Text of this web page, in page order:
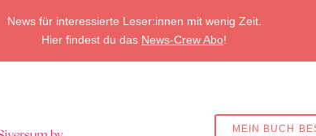
News für interessierte Leser:innen mit wenig Zeit.
Hier findest du das News-Crew Abo!
MEIN BUCH